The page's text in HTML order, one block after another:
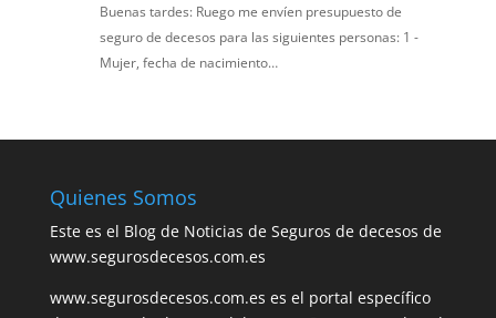
Buenas tardes: Ruego me envíen presupuesto de
seguro de decesos para las siguientes personas: 1 -
Mujer, fecha de nacimiento…
Quienes Somos
Este es el Blog de Noticias de Seguros de decesos de
www.segurosdecesos.com.es
www.segurosdecesos.com.es es el portal específico